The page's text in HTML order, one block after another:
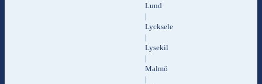
Lund
|
Lycksele
|
Lysekil
|
Malmö
|